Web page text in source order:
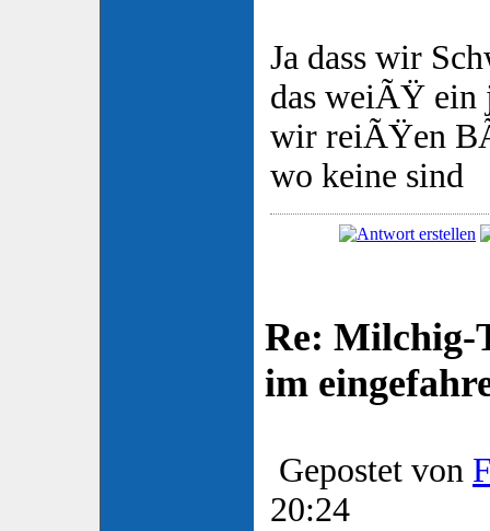
Ja dass wir
das weiÃŸ ein
wir reiÃŸen
wo keine sind
Re: Milchig-
im
Gepostet von
20:24